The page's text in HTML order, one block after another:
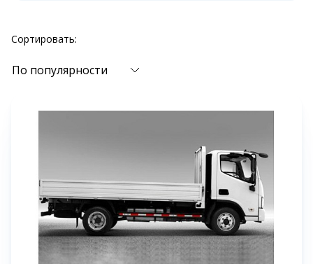
Сортировать:
По популярности